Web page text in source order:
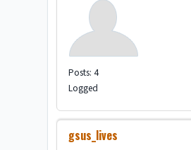
Posts: 4
Logged
gsus_lives